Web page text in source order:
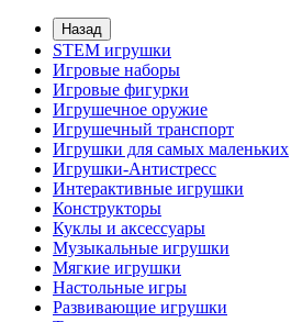
Назад
STEM игрушки
Игровые наборы
Игровые фигурки
Игрушечное оружие
Игрушечный транспорт
Игрушки для самых маленьких
Игрушки-Антистресс
Интерактивные игрушки
Конструкторы
Куклы и аксессуары
Музыкальные игрушки
Мягкие игрушки
Настольные игры
Развивающие игрушки